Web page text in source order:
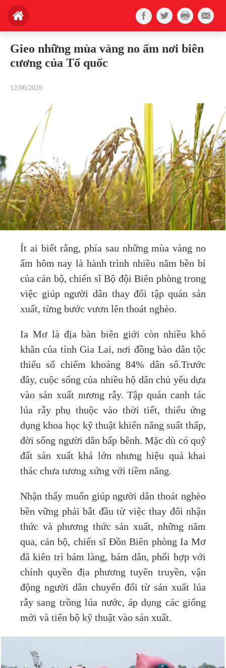
Gieo những mùa vàng no ấm nơi biên
cương của Tổ quốc
12/06/2026
Ít ai biết rằng, phía sau những mùa vàng no
ấm hôm nay là hành trình nhiều năm bền bỉ
của cán bộ, chiến sĩ Bộ đội Biên phòng trong
việc giúp người dân thay đổi tập quán sản
xuất, từng bước vươn lên thoát nghèo.
Ia Mơ là địa bàn biên giới còn nhiều khó
khăn của tỉnh Gia Lai, nơi đồng bào dân tộc
thiểu số chiếm khoảng 84% dân số.Trước
đây, cuộc sống của nhiều hộ dân chủ yếu dựa
vào sản xuất nương rẫy. Tập quán canh tác
lúa rẫy phụ thuộc vào thời tiết, thiếu ứng
dụng khoa học kỹ thuật khiến năng suất thấp,
đời sống người dân bấp bênh. Mặc dù có quỹ
đất sản xuất khá lớn nhưng hiệu quả khai
thác chưa tương xứng với tiềm năng.
Nhận thấy muốn giúp người dân thoát nghèo
bền vững phải bắt đầu từ việc thay đổi nhận
thức và phương thức sản xuất, những năm
qua, cán bộ, chiến sĩ Đồn Biên phòng Ia Mơ
đã kiên trì bám làng, bám dân, phối hợp với
chính quyền địa phương tuyên truyền, vận
động người dân chuyển đổi từ sản xuất lúa
rẫy sang trồng lúa nước, áp dụng các giống
mới và tiến bộ kỹ thuật vào sản xuất.